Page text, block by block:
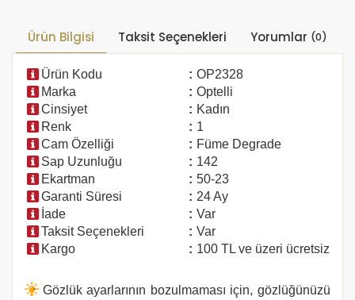
Ürün Bilgisi Taksit Seçenekleri Yorumlar (0)
Ürün Kodu : OP2328
Marka
: Optelli
Cinsiyet
: Kadın
Renk
: 1
Cam Özelliği
: Füme Degrade
Sap Uzunluğu
: 142
Ekartman
: 50-23
Garanti Süresi
: 24 Ay
İade
: Var
Taksit Seçenekleri
: Var
Kargo
: 100 TL ve üzeri ücretsiz
Gözlük ayarlarının bozulmaması için, gözlüğünüzü